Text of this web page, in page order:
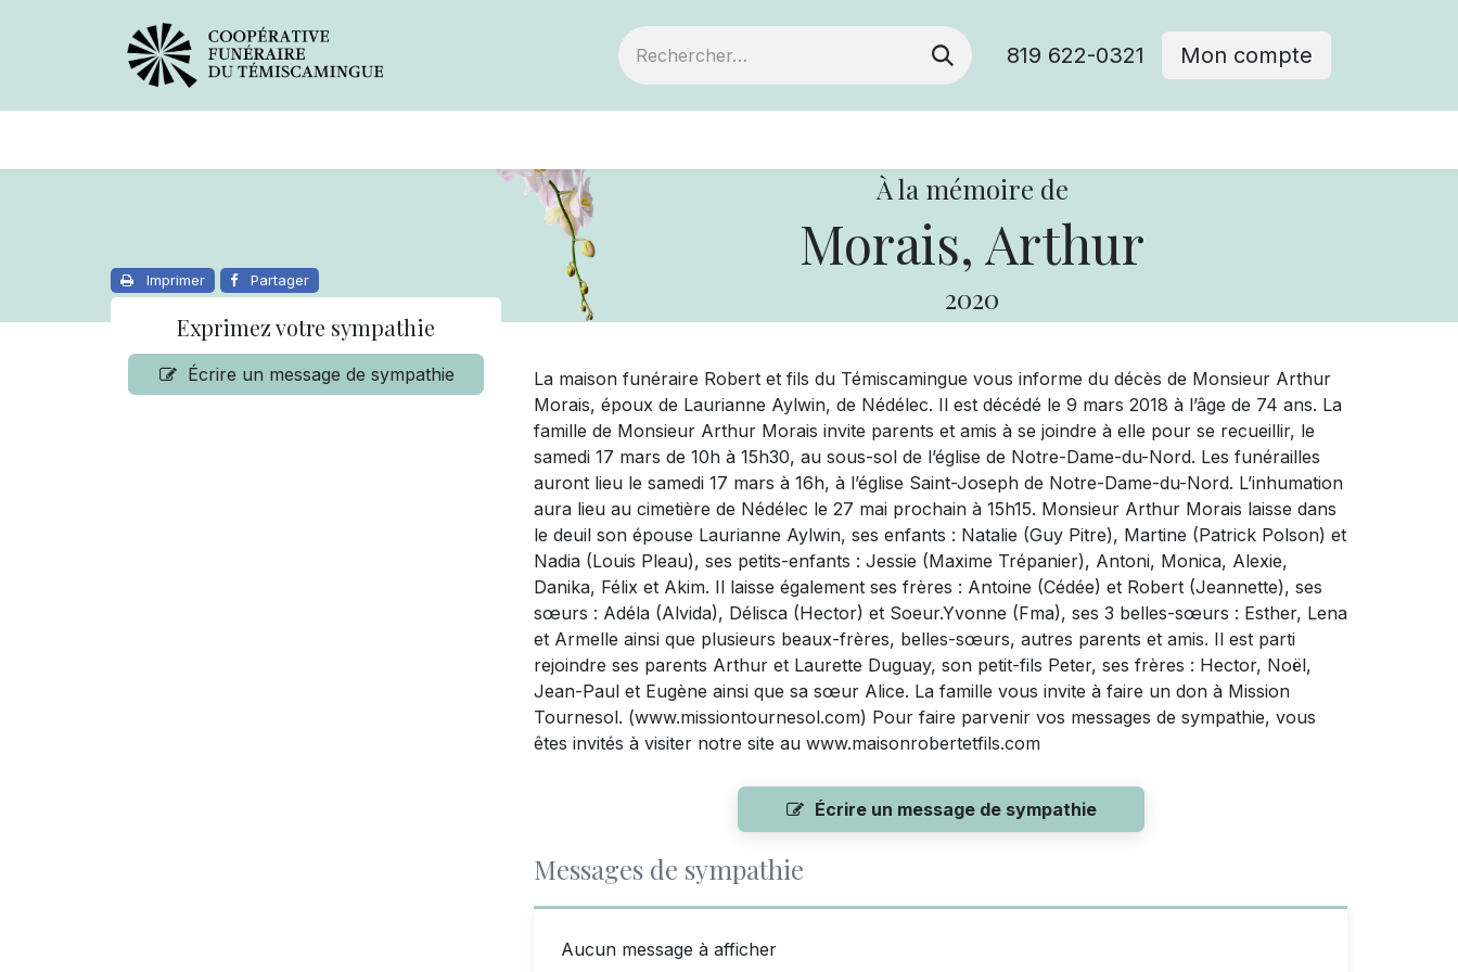
819 622-0321 Mon compte
À la mémoire de
Morais, Arthur
2020
Imprimer Partager
Exprimez votre sympathie
Écrire un message de sympathie
La maison funéraire Robert et fils du Témiscamingue vous informe du décès de Monsieur Arthur
Morais, époux de Laurianne Aylwin, de Nédélec. Il est décédé le 9 mars 2018 à l’âge de 74 ans. La
famille de Monsieur Arthur Morais invite parents et amis à se joindre à elle pour se recueillir, le
samedi 17 mars de 10h à 15h30, au sous-sol de l’église de Notre-Dame-du-Nord. Les funérailles
auront lieu le samedi 17 mars à 16h, à l’église Saint-Joseph de Notre-Dame-du-Nord. L’inhumation
aura lieu au cimetière de Nédélec le 27 mai prochain à 15h15. Monsieur Arthur Morais laisse dans
le deuil son épouse Laurianne Aylwin, ses enfants : Natalie (Guy Pitre), Martine (Patrick Polson) et
Nadia (Louis Pleau), ses petits-enfants : Jessie (Maxime Trépanier), Antoni, Monica, Alexie,
Danika, Félix et Akim. Il laisse également ses frères : Antoine (Cédée) et Robert (Jeannette), ses
sœurs : Adéla (Alvida), Délisca (Hector) et Soeur.Yvonne (Fma), ses 3 belles-sœurs : Esther, Lena
et Armelle ainsi que plusieurs beaux-frères, belles-sœurs, autres parents et amis. Il est parti
rejoindre ses parents Arthur et Laurette Duguay, son petit-fils Peter, ses frères : Hector, Noël,
Jean-Paul et Eugène ainsi que sa sœur Alice. La famille vous invite à faire un don à Mission
Tournesol. (www.missiontournesol.com) Pour faire parvenir vos messages de sympathie, vous
êtes invités à visiter notre site au www.maisonrobertetfils.com
Écrire un message de sympathie
Messages de sympathie
Aucun message à afficher